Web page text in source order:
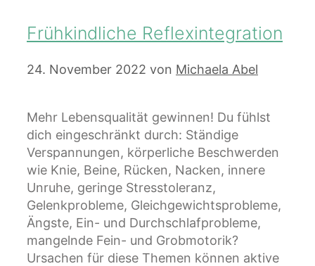
Frühkindliche Reflexintegration
24. November 2022 von Michaela Abel
Mehr Lebensqualität gewinnen! Du fühlst
dich eingeschränkt durch: Ständige
Verspannungen, körperliche Beschwerden
wie Knie, Beine, Rücken, Nacken, innere
Unruhe, geringe Stresstoleranz,
Gelenkprobleme, Gleichgewichtsprobleme,
Ängste, Ein- und Durchschlafprobleme,
mangelnde Fein- und Grobmotorik?
Ursachen für diese Themen können aktive